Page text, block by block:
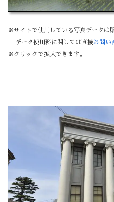
※サイトで使用している写真データは
データ使用料に関しては直接お問い
※クリックで拡大できます。